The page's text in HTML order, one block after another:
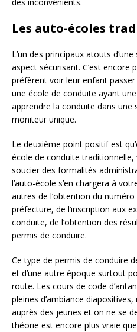
des inconvénients.
Les auto-écoles
L’un des principaux atouts
aspect sécurisant. C’est encore
préfèrent voir leur enfant
une école de conduite ayant
apprendre la conduite dans une
moniteur unique.
Le deuxième point positif est
école de conduite traditionnelle,
soucier des formalités
l’auto-école s’en chargera à
autres de l’obtention du
préfecture, de l’inscription aux
conduite, de l’obtention des
permis de conduire.
Ce type de permis de conduire
et d’une autre époque surtout
route. Les cours de code
pleines d’ambiance
auprès des jeunes et on ne se
théorie est encore plus vraie